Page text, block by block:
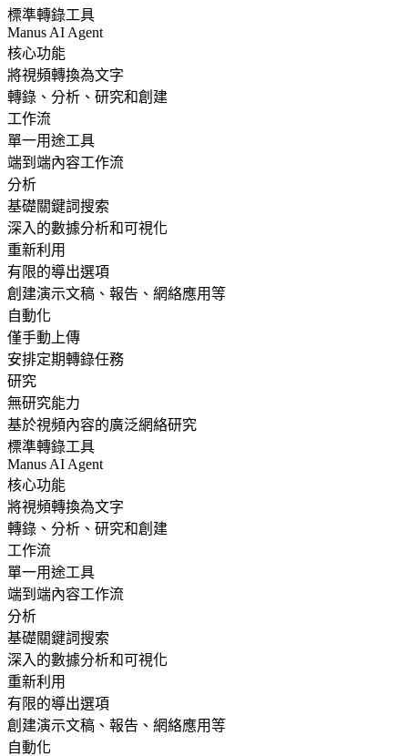
標準轉錄工具
Manus AI Agent
核心功能
將視頻轉換為文字
轉錄、分析、研究和創建
工作流
單一用途工具
端到端內容工作流
分析
基礎關鍵詞搜索
深入的數據分析和可視化
重新利用
有限的導出選項
創建演示文稿、報告、網絡應用等
自動化
僅手動上傳
安排定期轉錄任務
研究
無研究能力
基於視頻內容的廣泛網絡研究
標準轉錄工具
Manus AI Agent
核心功能
將視頻轉換為文字
轉錄、分析、研究和創建
工作流
單一用途工具
端到端內容工作流
分析
基礎關鍵詞搜索
深入的數據分析和可視化
重新利用
有限的導出選項
創建演示文稿、報告、網絡應用等
自動化